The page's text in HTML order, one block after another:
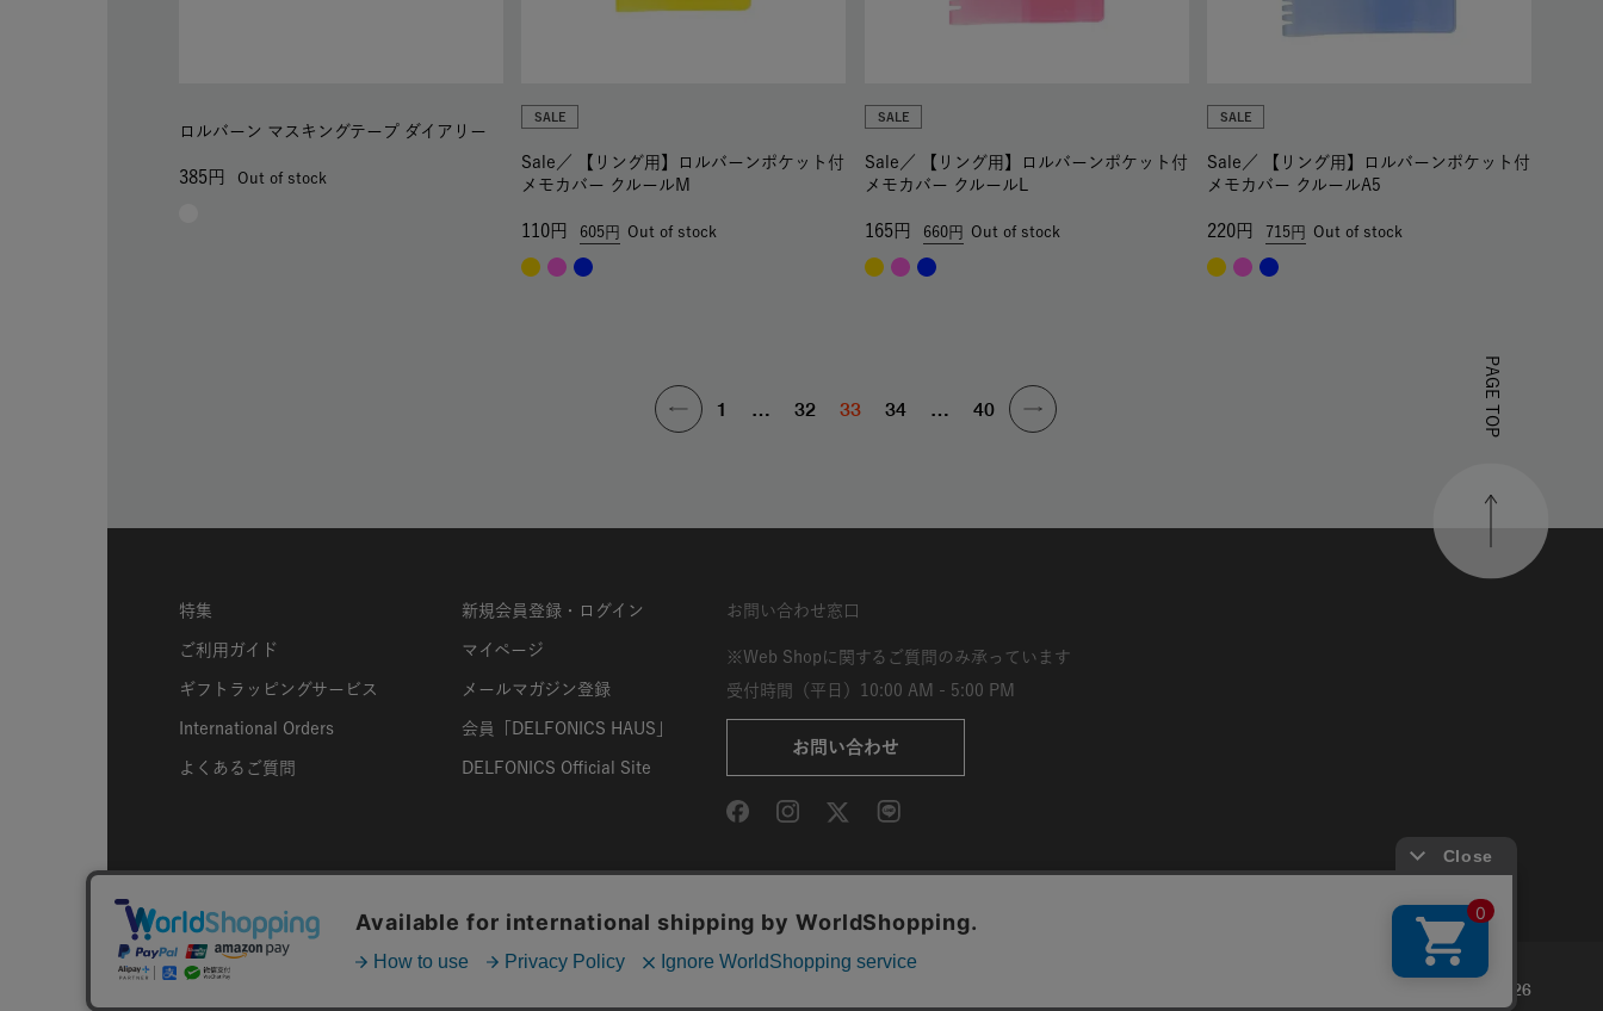
ロルバーン マスキングテープ ダイアリー
385 Out of stock
SALE
Sale／
【リング用】ロルバーンポケット付
メモカバー クルールM
605
110 Out of stock
SALE
Sale／
【リング用】ロルバーンポケット付
メモカバー クルールL
660
165 Out of stock
SALE
Sale／
【リング用】ロルバーンポケット付
メモカバー クルールA5
715
220 Out of stock
1 32 33 34 40 PAGE TOP
特集
ご利用ガイド
ギフトラッピングサービス
International Orders
よくあるご質問
新規会員登録・ログイン
マイページ
メールマガジン登録
会員「DELFONICS HAUS」
DELFONICS Official Site
お問い合わせ窓口
※Web Shopに関するご質問のみ承っています
受付時間（平日）10:00 AM - 5:00 PM
お問い合わせ
Copyright © DELFONICS 2026